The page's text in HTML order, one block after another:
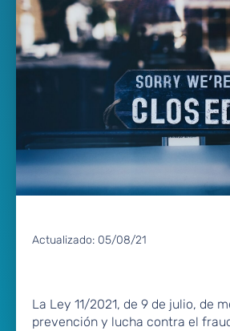
Actualizado: 05/08/21
La Ley 11/2021, de 9 de julio, de
prevención y lucha contra el